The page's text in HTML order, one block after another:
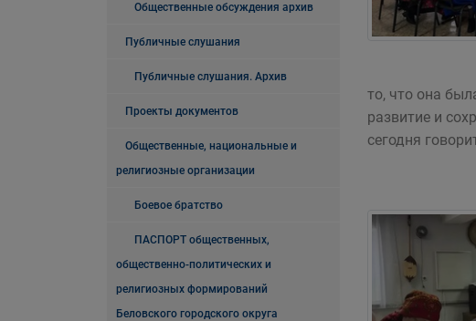
Общественные обсуждения архив
Публичные слушания
Публичные слушания. Архив
Проекты документов
Общественные, национальные и
религиозные организации
Боевое братство
ПАСПОРТ общественных,
общественно-политических и
религиозных формирований
Беловского городского округа
то, что она
развитие и
сегодня